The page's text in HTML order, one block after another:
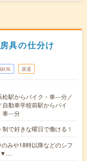
具の仕分け
OK 派遣
駅からバイク・車---分／
動車学校前駅からバイ
車---分
で好きな曜日で働ける！
のみや18時以降などのシフ